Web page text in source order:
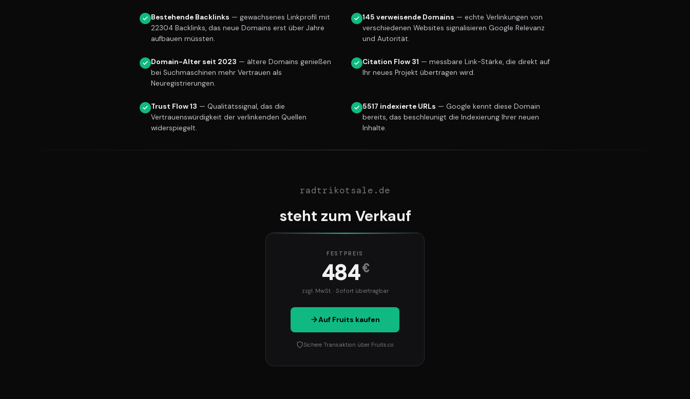
Bestehende Backlinks — gewachsenes Linkprofil mit
22304 Backlinks, das neue Domains erst über Jahre
aufbauen müssten.
145 verweisende Domains — echte Verlinkungen von
verschiedenen Websites signalisieren Google Relevanz
und Autorität.
Domain-Alter seit 2023 — ältere Domains genießen
bei Suchmaschinen mehr Vertrauen als
Neuregistrierungen.
Citation Flow 31 — messbare Link-Stärke, die direkt auf
Ihr neues Projekt übertragen wird.
Trust Flow 13 — Qualitätssignal, das die
Vertrauenswürdigkeit der verlinkenden Quellen
widerspiegelt.
5517 indexierte URLs — Google kennt diese Domain
bereits, das beschleunigt die Indexierung Ihrer neuen
Inhalte.
radtrikotsale.de
steht zum Verkauf
FESTPREIS
484€
zzgl. MwSt. · Sofort übertragbar
Auf Fruits kaufen
Sichere Transaktion über Fruits.co